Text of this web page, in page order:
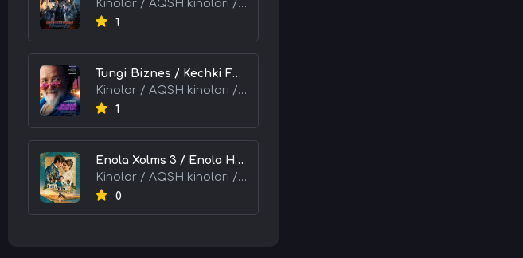
Kinolar / AQSH kinolari / Tarjima kinolar
1
Tungi Biznes / Kechki Faoliyat / Tijorat 2026 HD Uzbek tilida Tarjima kino skachat tas-ix
Kinolar / AQSH kinolari / Tarjima kinolar
1
Enola Xolms 3 / Enola Holms 3 2026 HD Uzbek tilida Tarjima kino tas-ix skachat
Kinolar / AQSH kinolari / Tarjima kinolar
0